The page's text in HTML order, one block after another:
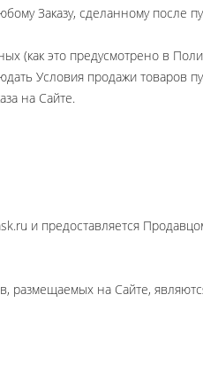
(заливка >30%)
280.00 р.
В
Заказу, сделанному после
(как это предусмотрено в
Условия продажи товаров
на Сайте.
и предоставляется
размещаемых на Сайте,